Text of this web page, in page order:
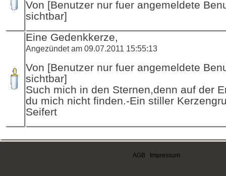
Von [Benutzer nur fuer angemeldete
sichtbar]
Eine Gedenkkerze,
Angezündet am 09.07.2011 15:55:13
Von [Benutzer nur fuer angemeldete
sichtbar]
Such mich in den Sternen,denn auf der
du mich nicht finden.-Ein stiller
Seifert
AGB Impressum